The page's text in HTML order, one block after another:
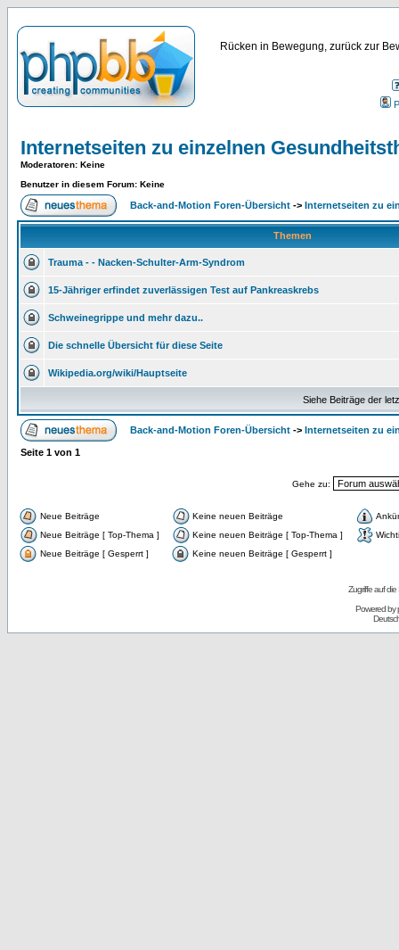
Rücken in Bewegung, zurück zur
Internetseiten zu einzelnen
Moderatoren: Keine
Benutzer in diesem Forum: Keine
Back-and-Motion Foren-Übersicht -> Internetseiten zu
Themen
Trauma - - Nacken-Schulter-Arm-Syndrom
15-Jähriger erfindet zuverlässigen Test auf Pankreaskrebs
Schweinegrippe und mehr dazu..
Die schnelle Übersicht für diese Seite
Wikipedia.org/wiki/Hauptseite
Siehe Beiträge der
Back-and-Motion Foren-Übersicht -> Internetseiten zu
Seite 1 von 1
Gehe zu:
Neue Beiträge Keine neuen Beiträge
Neue Beiträge [ Top-Thema ]
Keine neuen Beiträge [ Top-Thema ]
Neue Beiträge [ Gesperrt ]
Keine neuen Beiträge [ Gesperrt ]
Zugriffe auf
Powered by